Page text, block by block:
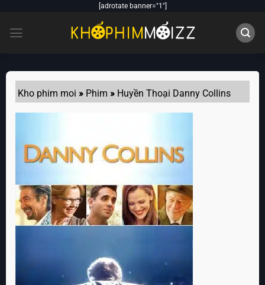
content
[adrotate banner="1"]
Kho phim moi » Phim » Huyền Thoại Danny Collins